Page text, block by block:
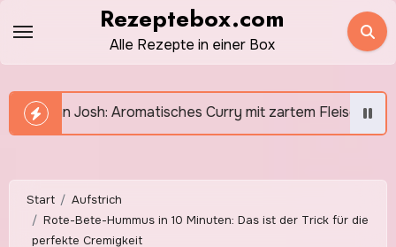
Inhalt
springen
Rezeptebox.com
Alle Rezepte in einer Box
Curry mit zartem Fleisch und intensiven Gewürzen
Start
Aufstrich
Rote-Bete-Hummus in 10 Minuten: Das ist der Trick für die
perfekte Cremigkeit